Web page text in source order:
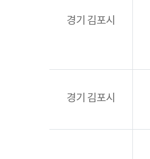
경기 김포시
경기 김포시